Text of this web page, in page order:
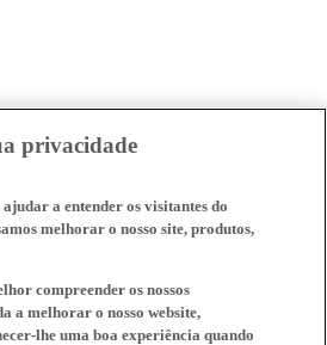
privacidade
a entender os visitantes do
melhorar o nosso site, produtos,
compreender os nossos
a melhorar o nosso website,
lhe uma boa experiência quando